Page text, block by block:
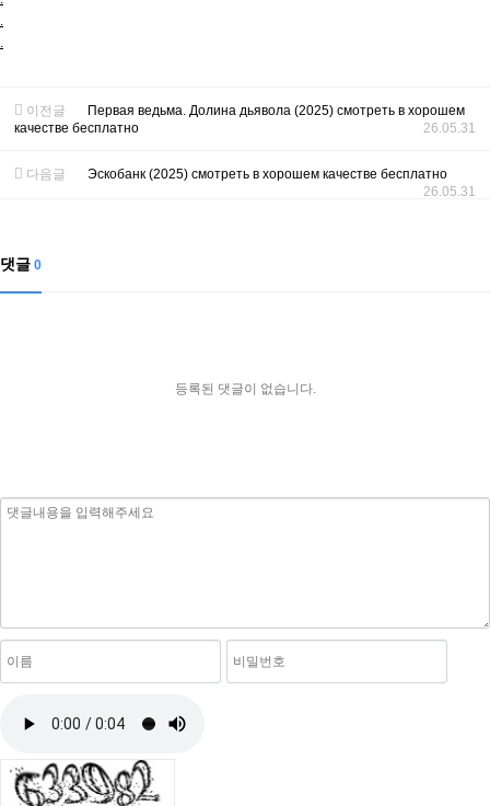
이전글
Первая ведьма. Долина дьявола (2025) смотреть в хорошем
качестве бесплатно
26.05.31
다음글
Эскобанк (2025) смотреть в хорошем качестве бесплатно
26.05.31
댓글 0
등록된 댓글이 없습니다.